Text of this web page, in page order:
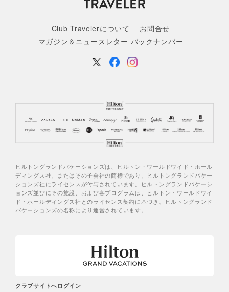
Club Travelerについて
お問合せ
マガジン＆ニュースレター バックナンバー
ヒルトングランドバケーションズは、ヒルトン・ワールドワイド・ホール
ディングス社、またはその子会社の商標であり、ヒルトングランドバケー
ションズ社にライセンスが付与されています。ヒルトングランドバケーシ
ョンズ並びにその施設、および各プログラムは、ヒルトン・ワールドワイ
ド・ホールディングス社とのライセンス契約に基づき、ヒルトングランド
バケーションズの名称により運営されています。
クラブサイトへログイン